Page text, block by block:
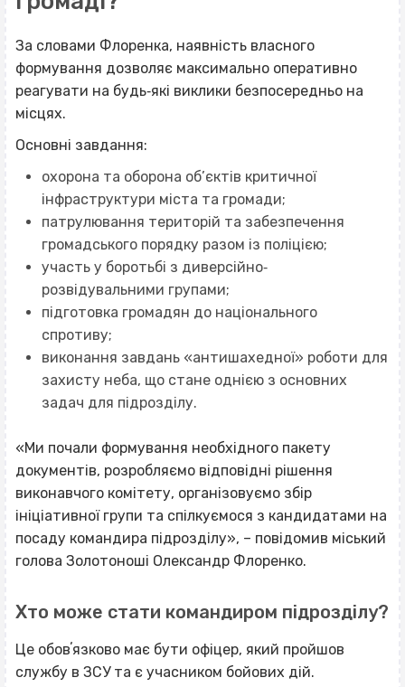
За словами Флоренка, наявність власного
формування дозволяє максимально оперативно
реагувати на будь‐які виклики безпосередньо на
місцях.
Основні завдання:
охорона та оборона об’єктів критичної
інфраструктури міста та громади;
патрулювання територій та забезпечення
громадського порядку разом із поліцією;
участь у боротьбі з диверсійно‐
розвідувальними групами;
підготовка громадян до національного
спротиву;
виконання завдань «антишахедної» роботи для
захисту неба, що стане однією з основних
задач для підрозділу.
«Ми почали формування необхідного пакету
документів, розробляємо відповідні рішення
виконавчого комітету, організовуємо збір
ініціативної групи та спілкуємося з кандидатами на
посаду командира підрозділу», – повідомив міський
голова Золотоноші Олександр Флоренко.
Хто може стати командиром підрозділу?
Це обовʼязково має бути офіцер, який пройшов
службу в ЗСУ та є учасником бойових дій.